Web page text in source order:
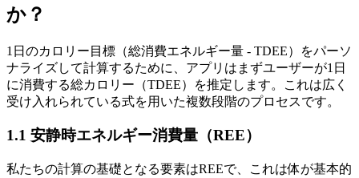
か？
1日のカロリー目標（総消費エネルギー量 - TDEE）をパーソ
ナライズして計算するために、アプリはまずユーザーが1日
に消費する総カロリー（TDEE）を推定します。これは広く
受け入れられている式を用いた複数段階のプロセスです。
1.1 安静時エネルギー消費量（REE）
私たちの計算の基礎となる要素はREEで、これは体が基本的